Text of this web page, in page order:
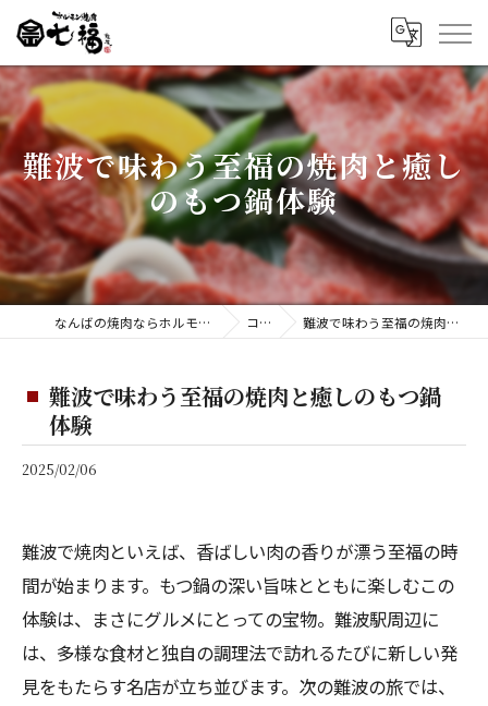
難波で味わう至福の焼肉と癒し
のもつ鍋体験
なんばの焼肉ならホルモン焼肉 七福 難波店 コラム 難波で味わう至福の焼肉と癒しのもつ鍋体験
難波で味わう至福の焼肉と癒しのもつ鍋
体験
2025/02/06
難波で焼肉といえば、香ばしい肉の香りが漂う至福の時
間が始まります。もつ鍋の深い旨味とともに楽しむこの
体験は、まさにグルメにとっての宝物。難波駅周辺に
は、多様な食材と独自の調理法で訪れるたびに新しい発
見をもたらす名店が立ち並びます。次の難波の旅では、